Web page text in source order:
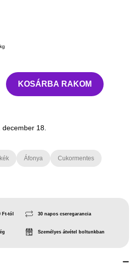
KOSÁRBA RAKOM
december 18.
kék Áfonya Cukormentes
Ft-tól 30 napos cseregarancia
Személyes átvétel boltunkban